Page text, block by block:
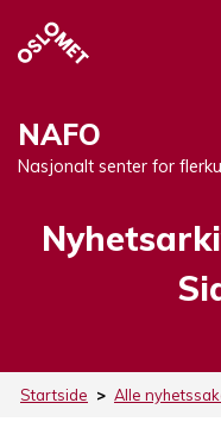
NAFO
Nasjonalt senter for
Startside > Alle